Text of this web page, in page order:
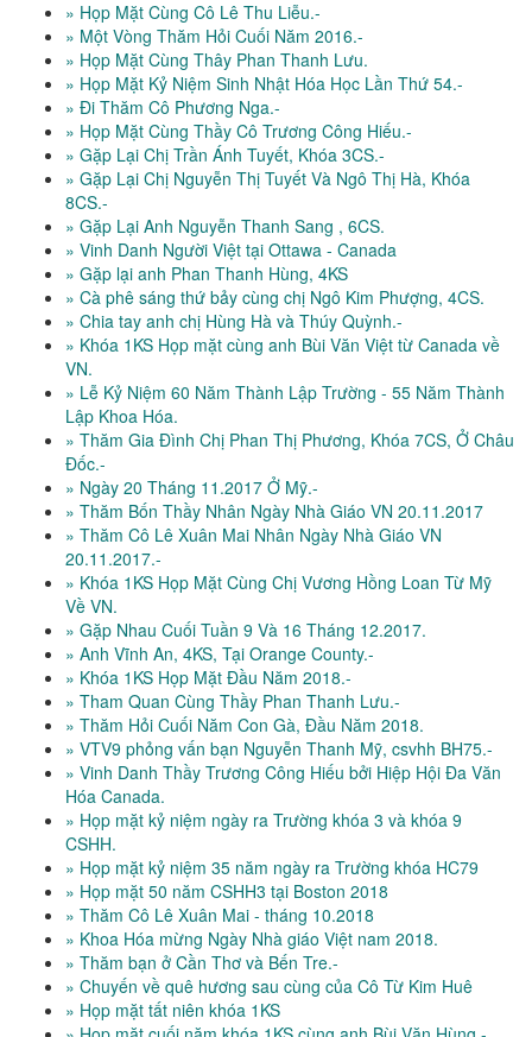
» Họp Mặt Cùng Cô Lê Thu Liễu.-
» Một Vòng Thăm Hỏi Cuối Năm 2016.-
» Họp Mặt Cùng Thây Phan Thanh Lưu.
» Họp Mặt Kỷ Niệm Sinh Nhật Hóa Học Lần Thứ 54.-
» Đi Thăm Cô Phương Nga.-
» Họp Mặt Cùng Thầy Cô Trương Công Hiếu.-
» Gặp Lại Chị Trần Ánh Tuyết, Khóa 3CS.-
» Gặp Lại Chị Nguyễn Thị Tuyết Và Ngô Thị Hà, Khóa
8CS.-
» Gặp Lại Anh Nguyễn Thanh Sang , 6CS.
» Vinh Danh Người Việt tại Ottawa - Canada
» Gặp lại anh Phan Thanh Hùng, 4KS
» Cà phê sáng thứ bảy cùng chị Ngô Kim Phượng, 4CS.
» Chia tay anh chị Hùng Hà và Thúy Quỳnh.-
» Khóa 1KS Họp mặt cùng anh Bùi Văn Việt từ Canada về
VN.
» Lễ Kỷ Niệm 60 Năm Thành Lập Trường - 55 Năm Thành
Lập Khoa Hóa.
» Thăm Gia Đình Chị Phan Thị Phương, Khóa 7CS, Ở Châu
Đốc.-
» Ngày 20 Tháng 11.2017 Ở Mỹ.-
» Thăm Bốn Thầy Nhân Ngày Nhà Giáo VN 20.11.2017
» Thăm Cô Lê Xuân Mai Nhân Ngày Nhà Giáo VN
20.11.2017.-
» Khóa 1KS Họp Mặt Cùng Chị Vương Hồng Loan Từ Mỹ
Về VN.
» Gặp Nhau Cuối Tuần 9 Và 16 Tháng 12.2017.
» Anh Vĩnh An, 4KS, Tại Orange County.-
» Khóa 1KS Họp Mặt Đầu Năm 2018.-
» Tham Quan Cùng Thầy Phan Thanh Lưu.-
» Thăm Hỏi Cuối Năm Con Gà, Đầu Năm 2018.
» VTV9 phỏng vấn bạn Nguyễn Thanh Mỹ, csvhh BH75.-
» Vinh Danh Thầy Trương Công Hiếu bởi Hiệp Hội Đa Văn
Hóa Canada.
» Họp mặt kỷ niệm ngày ra Trường khóa 3 và khóa 9
CSHH.
» Họp mặt kỷ niệm 35 năm ngày ra Trường khóa HC79
» Họp mặt 50 năm CSHH3 tại Boston 2018
» Thăm Cô Lê Xuân Mai - tháng 10.2018
» Khoa Hóa mừng Ngày Nhà giáo Việt nam 2018.
» Thăm bạn ở Cần Thơ và Bến Tre.-
» Chuyến về quê hương sau cùng của Cô Từ Kim Huê
» Họp mặt tất niên khóa 1KS